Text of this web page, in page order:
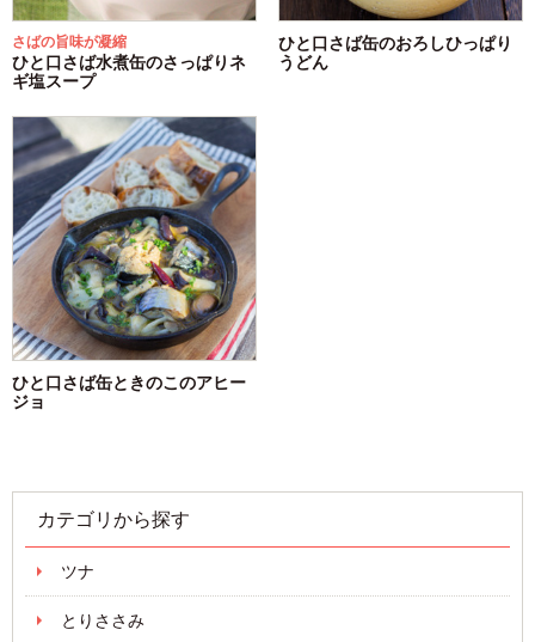
さばの旨味が凝縮
ひと口さば水煮缶のさっぱりネ
ギ塩スープ
ひと口さば缶のおろしひっぱり
うどん
ひと口さば缶ときのこのアヒー
ジョ
カテゴリから探す
ツナ
とりささみ